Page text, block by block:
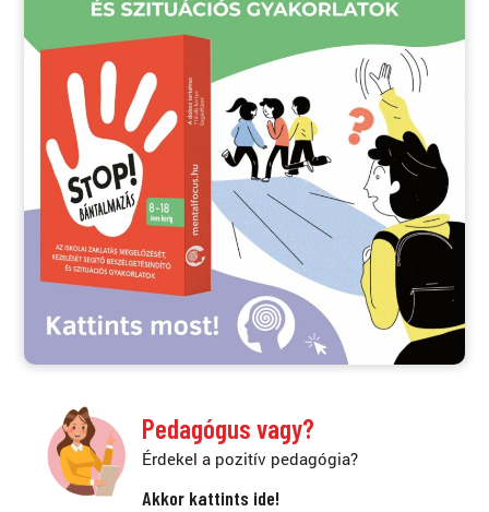
Pedagógus vagy?
Érdekel a pozitív pedagógia?
Akkor kattints ide!